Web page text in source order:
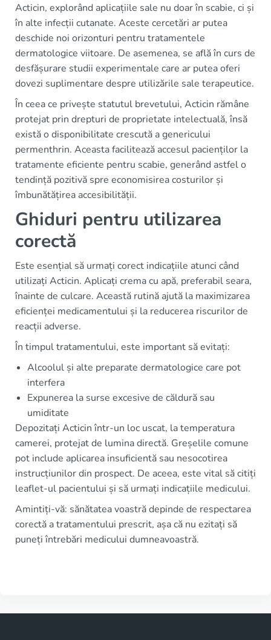
Acticin, explorând aplicațiile sale nu doar în scabie, ci și
în alte infecții cutanate. Aceste cercetări ar putea
deschide noi orizonturi pentru tratamentele
dermatologice viitoare. De asemenea, se află în curs de
desfășurare studii experimentale care ar putea oferi
dovezi suplimentare despre utilizările sale terapeutice.
În ceea ce privește statutul brevetului, Acticin rămâne
protejat prin drepturi de proprietate intelectuală, însă
există o disponibilitate crescută a genericului
permenthrin. Aceasta facilitează accesul pacienților la
tratamente eficiente pentru scabie, generând astfel o
tendință pozitivă spre economisirea costurilor și
îmbunătățirea accesibilității.
Ghiduri pentru utilizarea
corectă
Este esențial să urmați corect indicațiile atunci când
utilizați Acticin. Aplicați crema cu apă, preferabil seara,
înainte de culcare. Această rutină ajută la maximizarea
eficienței medicamentului și la reducerea riscurilor de
reacții adverse.
În timpul tratamentului, este important să evitați:
Alcoolul și alte preparate dermatologice care pot
interfera
Expunerea la surse excesive de căldură sau
umiditate
Depozitați Acticin într-un loc uscat, la temperatura
camerei, protejat de lumina directă. Greșelile comune
pot include aplicarea insuficientă sau nesocotirea
instrucțiunilor din prospect. De aceea, este vital să citiți
leaflet-ul pacientului și să urmați indicațiile medicului.
Amintiți-vă: sănătatea voastră depinde de respectarea
corectă a tratamentului prescrit, așa că nu ezitați să
puneți întrebări medicului dumneavoastră.